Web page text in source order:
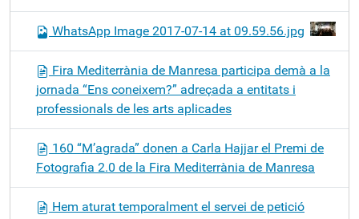
WhatsApp Image 2017-07-14 at 09.59.56.jpg
Fira Mediterrània de Manresa participa demà a la
jornada “Ens coneixem?” adreçada a entitats i
professionals de les arts aplicades
160 “M’agrada” donen a Carla Hajjar el Premi de
Fotografia 2.0 de la Fira Mediterrània de Manresa
Hem aturat temporalment el servei de petició